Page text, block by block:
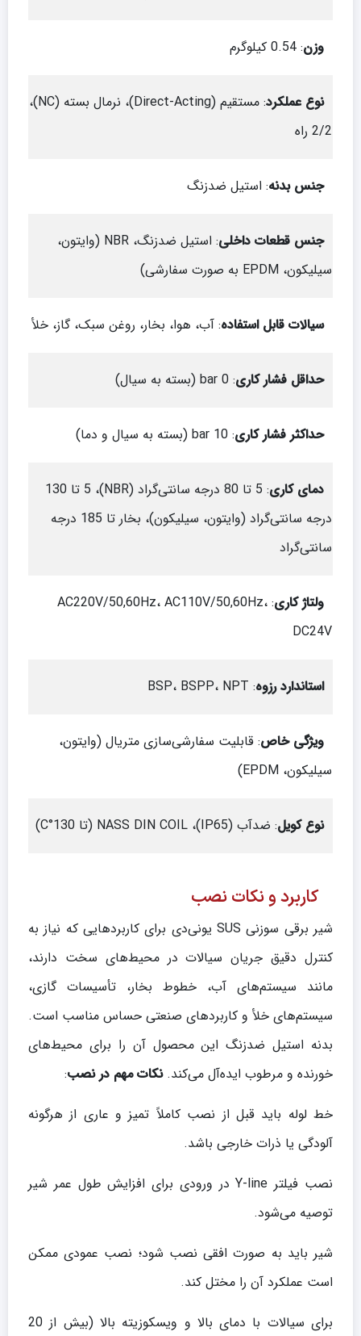
وزن: 0.54 کیلوگرم
نوع عملکرد
: مستقیم (Direct-Acting)، نرمال بسته (NC)،
2/2 راه
جنس بدنه: استیل ضدزنگ
جنس قطعات داخلی
: استیل ضدزنگ، NBR (وایتون،
سیلیکون، EPDM به صورت سفارشی)
سیالات قابل استفاده: آب، هوا، بخار، روغن سبک، گاز، خلأ
حداقل فشار کاری: 0 bar (بسته به سیال)
حداکثر فشار کاری: 10 bar (بسته به سیال و دما)
دمای کاری
: 5 تا 80 درجه سانتی‌گراد (NBR)، 5 تا 130
درجه سانتی‌گراد (وایتون، سیلیکون)، بخار تا 185 درجه
سانتی‌گراد
ولتاژ کاری : AC220V/50,60Hz، AC110V/50,60Hz،
DC24V
استاندارد رزوه: BSP، BSPP، NPT
ویژگی خاص: قابلیت سفارشی‌سازی متریال (وایتون،
سیلیکون، EPDM)
نوع کویل: ضدآب (IP65)، NASS DIN COIL (تا 130°C)
کاربرد و نکات نصب
شیر برقی سوزنی SUS یونی‌دی برای کاربردهایی که نیاز به
کنترل دقیق جریان سیالات در محیط‌های سخت دارند،
مانند سیستم‌های آب، خطوط بخار، تأسیسات گازی،
سیستم‌های خلأ و کاربردهای صنعتی حساس مناسب است.
بدنه استیل ضدزنگ این محصول آن را برای محیط‌های
خورنده و مرطوب ایده‌آل می‌کند.نکات مهم در نصب:
خط لوله باید قبل از نصب کاملاً تمیز و عاری از هرگونه
آلودگی یا ذرات خارجی باشد.
نصب فیلتر Y-line در ورودی برای افزایش طول عمر شیر
توصیه می‌شود.
شیر باید به صورت افقی نصب شود؛ نصب عمودی ممکن
است عملکرد آن را مختل کند.
برای سیالات با دمای بالا و ویسکوزیته بالا (بیش از 20